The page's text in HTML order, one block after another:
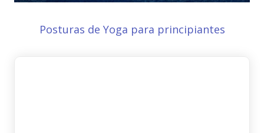
Posturas de Yoga para principiantes